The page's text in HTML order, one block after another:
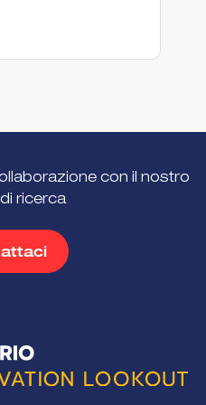
con il nostro
ricerca